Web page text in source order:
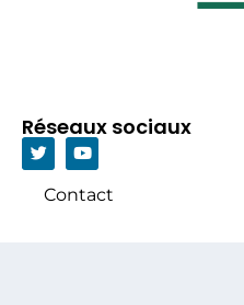
Réseaux sociaux
Contact